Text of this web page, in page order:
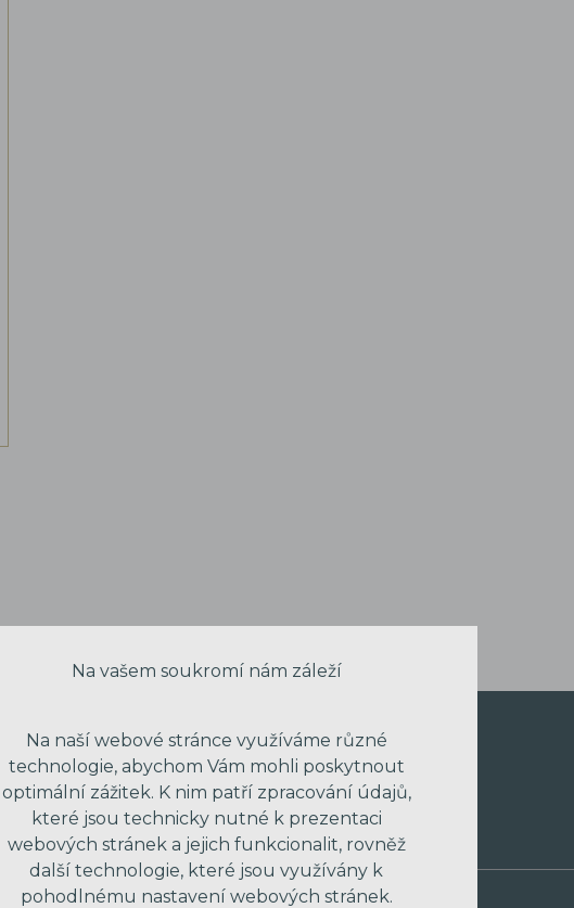
VAŠE JMÉNO
Na vašem soukromí nám záleží
Na naší webové stránce využíváme různé
technologie, abychom Vám mohli poskytnout
optimální zážitek. K nim patří zpracování údajů,
které jsou technicky nutné k prezentaci
webových stránek a jejich funkcionalit, rovněž
další technologie, které jsou využívány k
pohodlnému nastavení webových stránek.